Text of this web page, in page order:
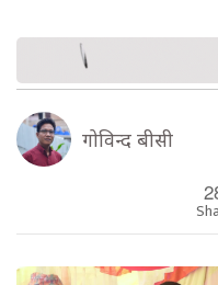
गोविन्द बीसी